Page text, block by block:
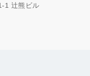
1 辻熊ビル